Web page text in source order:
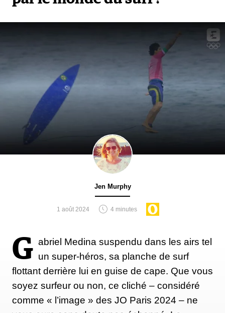
Jen Murphy
1 août 2024 4 minutes
G abriel Medina suspendu dans les airs tel
un super-héros, sa planche de surf
flottant derrière lui en guise de cape. Que vous
soyez surfeur ou non, ce cliché – considéré
comme « l’image » des JO Paris 2024 – ne